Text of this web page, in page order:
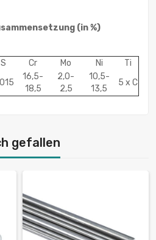
(in %)
S Cr Mo Ni
Ti
16,5-
18,5
2,0-
2,5
10,5-
13,5
5 x C
gefallen